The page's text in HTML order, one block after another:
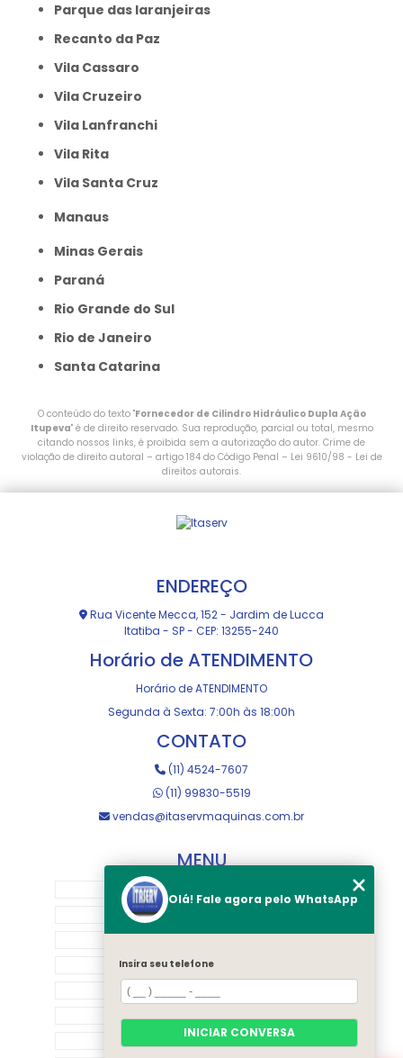
Parque das laranjeiras
Recanto da Paz
Vila Cassaro
Vila Cruzeiro
Vila Lanfranchi
Vila Rita
Vila Santa Cruz
Manaus
Minas Gerais
Paraná
Rio Grande do Sul
Rio de Janeiro
Santa Catarina
O conteúdo do texto "Fornecedor de Cilindro Hidráulico Dupla Ação
Itupeva" é de direito reservado. Sua reprodução, parcial ou total, mesmo
citando nossos links, é proibida sem a autorização do autor. Crime de
violação de direito autoral – artigo 184 do Código Penal – Lei 9610/98 - Lei de
direitos autorais.
ENDEREÇO
Rua Vicente Mecca, 152 - Jardim de Lucca
Itatiba - SP - CEP: 13255-240
Horário de ATENDIMENTO
Horário de ATENDIMENTO
Segunda à Sexta: 7:00h às 18:00h
CONTATO
(11) 4524-7607
(11) 99830-5519
vendas@itaservmaquinas.com.br
MENU
MANUTENÇÃO E USINAGEM
LOJA
EQUIPAMENTOS
RASTREAMENTO
CONTATO
Olá! Fale agora pelo WhatsApp
Insira seu telefone
INICIAR CONVERSA